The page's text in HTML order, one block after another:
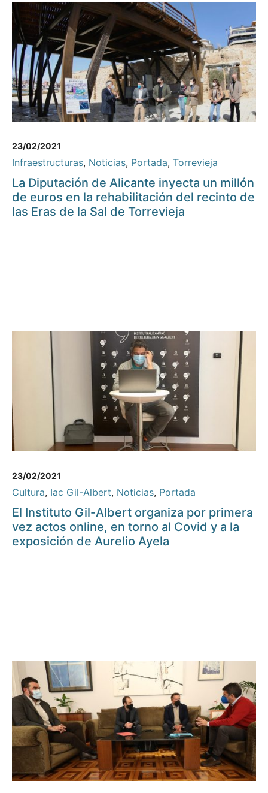
23/02/2021
Infraestructuras, Noticias, Portada, Torrevieja
La Diputación de Alicante inyecta un millón
de euros en la rehabilitación del recinto de
las Eras de la Sal de Torrevieja
23/02/2021
Cultura, Iac Gil-Albert, Noticias, Portada
El Instituto Gil-Albert organiza por primera
vez actos online, en torno al Covid y a la
exposición de Aurelio Ayela